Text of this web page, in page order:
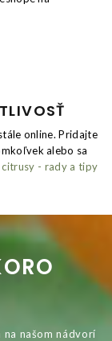
online. Pridajte
alebo sa
- rady a tipy
na našom nádvorí